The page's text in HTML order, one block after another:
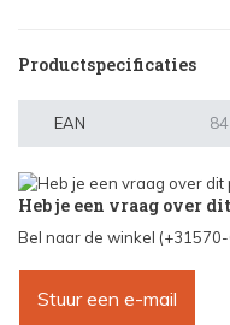
Productspecificaties
EAN
Heb je een vraag over
Bel naar de winkel
Stuur een e-mail